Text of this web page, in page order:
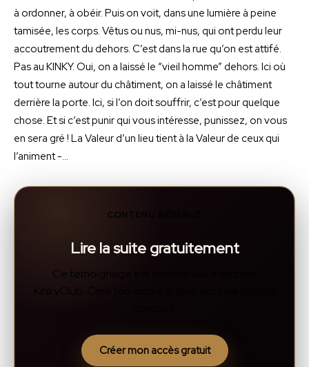
à ordonner, à obéir. Puis on voit, dans une lumière à peine
tamisée, les corps. Vêtus ou nus, mi-nus, qui ont perdu leur
accoutrement du dehors. C’est dans la rue qu’on est attifé.
Pas au KINKY. Oui, on a laissé le “vieil homme” dehors. Ici où
tout tourne autour du châtiment, on a laissé le châtiment
derrière la porte. Ici, si l’on doit souffrir, c’est pour quelque
chose. Et si c’est punir qui vous intéresse, punissez, on vous
en sera gré ! La Valeur d’un lieu tient à la Valeur de ceux qui
l’animent -…
CONTENU RÉSERVÉ
Lire la suite gratuitement
Ce témoignage est réservé aux membres
KinkyClub. Crée ton accès gratuit pour lire l’article
Créer mon accès gratuit